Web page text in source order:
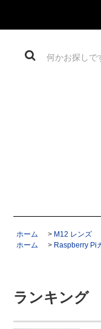
ホーム > M12 レンズ
ホーム
> Raspberry Pi
ランキング